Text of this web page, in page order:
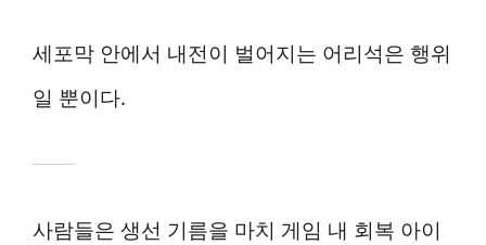
세포막 안에서 내전이 벌어지는 어리석은 행위
일 뿐이다.
사람들은 생선 기름을 마치 게임 내 회복 아이